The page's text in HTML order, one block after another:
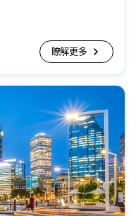
瞭解更多